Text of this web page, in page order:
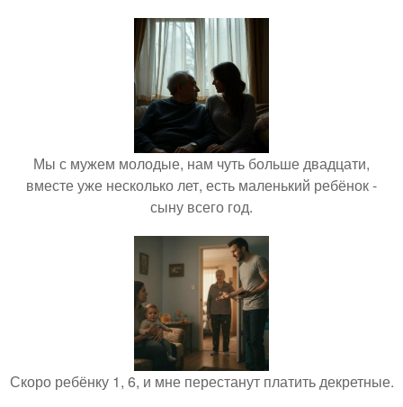
Мы с мужем молодые, нам чуть больше двадцати,
вместе уже несколько лет, есть маленький ребёнок -
сыну всего год.
Скоро ребёнку 1, 6, и мне перестанут платить декретные.